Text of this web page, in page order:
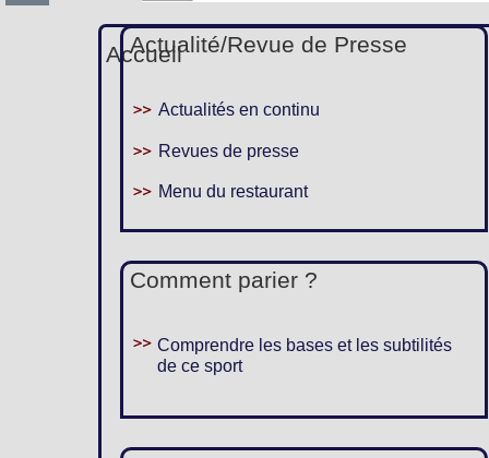
Accueil
Actualité/Revue de Presse
Actualités en continu
Revues de presse
Menu du restaurant
Comment parier ?
Comprendre les bases et les subtilités
de ce sport